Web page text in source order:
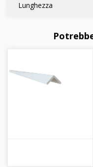
Lunghezza